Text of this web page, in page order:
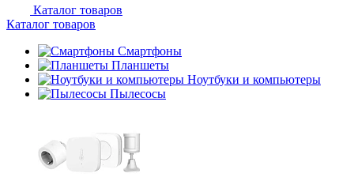
Каталог товаров
Каталог товаров
Смартфоны
Планшеты
Ноутбуки и компьютеры
Пылесосы
недели
plait.ru